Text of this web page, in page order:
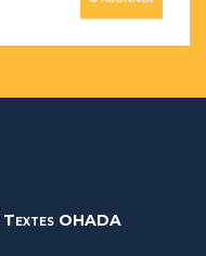
Textes OHADA